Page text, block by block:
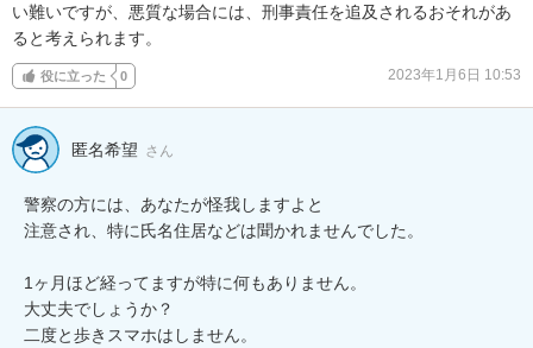
い難いですが、悪質な場合には、刑事責任を追及されるおそれがあ
ると考えられます。
役に立った 0 2023年1月6日 10:53
匿名希望 さん
警察の方には、あなたが怪我しますよと
注意され、特に氏名住居などは聞かれませんでした。
1ヶ月ほど経ってますが特に何もありません。
大丈夫でしょうか？
二度と歩きスマホはしません。